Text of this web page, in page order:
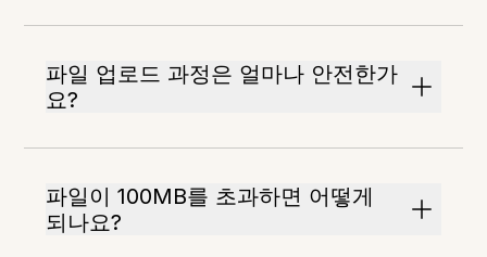
파일 업로드 과정은 얼마나 안전한가
요?
파일이 100MB를 초과하면 어떻게
되나요?